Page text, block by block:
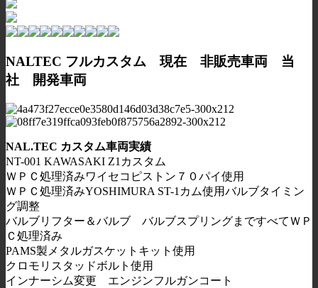
NALTEC フルカスタム 現在 非販売車両 当
社 開発車両
NAL.TEC カスタム車両実績
NT-001 KAWASAKI Z1カスタム
ＷＰＣ処理済みワイセコピストン７０パイ使用
ＷＰＣ処理済みYOSHIMURA ST-1カム使用バルブタイミン
グ調整
バルブリフター＆バルブ バルブスプリングまですべてＷＰ
Ｃ処理済み
PAMS製メタルガスケットキット使用
クロモリスタッドボルト使用
インナーシム変更 エンジンフルガンコート